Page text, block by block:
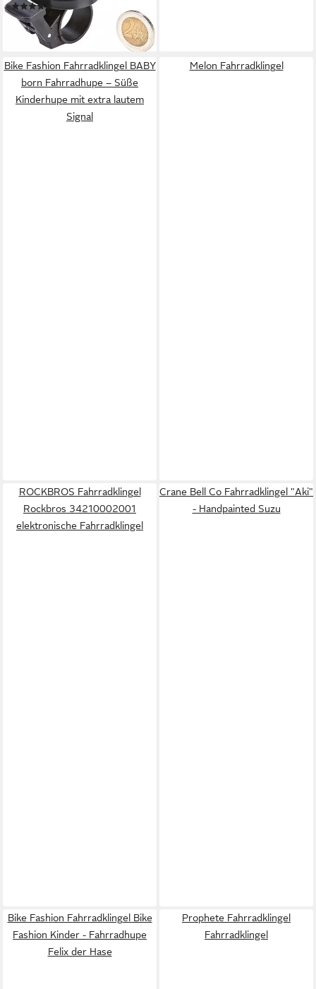
(4)
9,49 €
lieferbar - in 6-8 Werktagen bei dir
Bike Fashion Fahrradklingel BABY
born Fahrradhupe – Süße
Kinderhupe mit extra lautem
Signal
Melon Fahrradklingel
ROCKBROS Fahrradklingel
Rockbros 34210002001
elektronische Fahrradklingel
Crane Bell Co Fahrradklingel "Aki"
- Handpainted Suzu
Bike Fashion Fahrradklingel Bike
Fashion Kinder - Fahrradhupe
Felix der Hase
Prophete Fahrradklingel
Fahrradklingel